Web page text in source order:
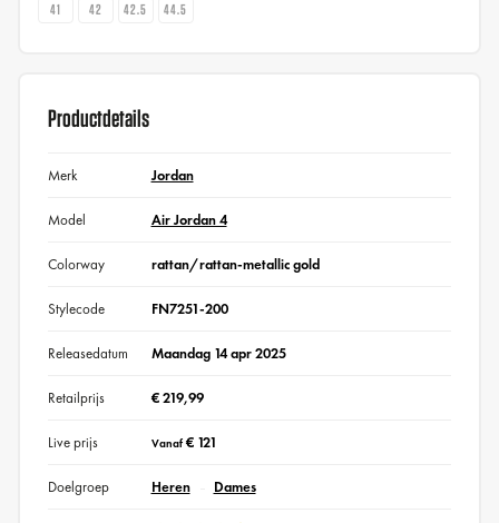
41
42 42.5 44.5
Productdetails
Merk Jordan
Model Air Jordan 4
Colorway rattan/rattan-metallic gold
Stylecode FN7251-200
Releasedatum Maandag 14 apr 2025
Retailprijs € 219,99
Live prijs Vanaf€ 121
Doelgroep Heren Dames